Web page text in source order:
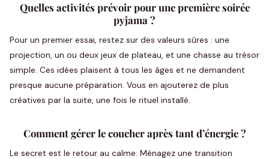
Quelles activités prévoir pour une première soirée
pyjama ?
Pour un premier essai, restez sur des valeurs sûres : une
projection, un ou deux jeux de plateau, et une chasse au trésor
simple. Ces idées plaisent à tous les âges et ne demandent
presque aucune préparation. Vous en ajouterez de plus
créatives par la suite, une fois le rituel installé.
Comment gérer le coucher après tant d’énergie ?
Le secret est le retour au calme. Ménagez une transition